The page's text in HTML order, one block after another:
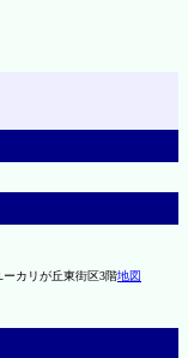
カリが丘東街区3階地図